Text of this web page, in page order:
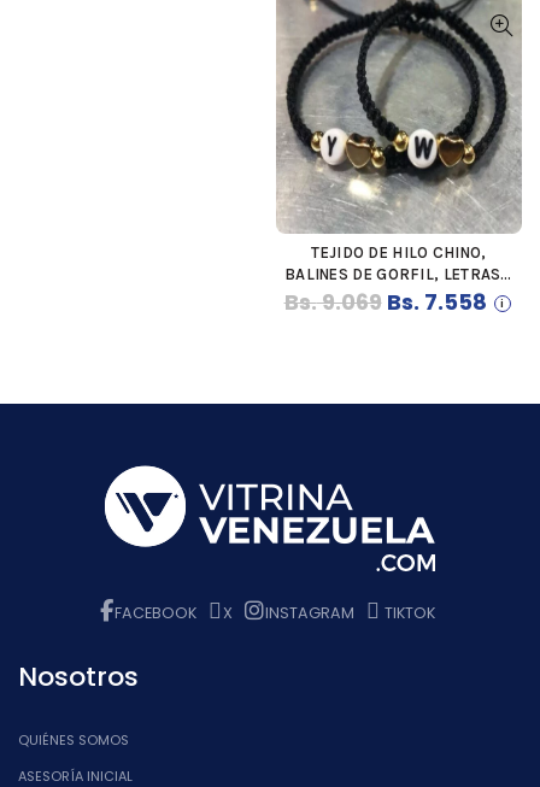
COMPRAR
TEJIDO DE HILO CHINO,
BALINES DE GORFIL, LETRAS Y
CORAZONES DE GORFIL,
TOTALMENTE PERSONALIZADO
Bs.9.069 El
Bs. 7.558El
FACEBOOK X INSTAGRAM TIKTOK
Nosotros
QUIÉNES SOMOS
ASESORÍA INICIAL